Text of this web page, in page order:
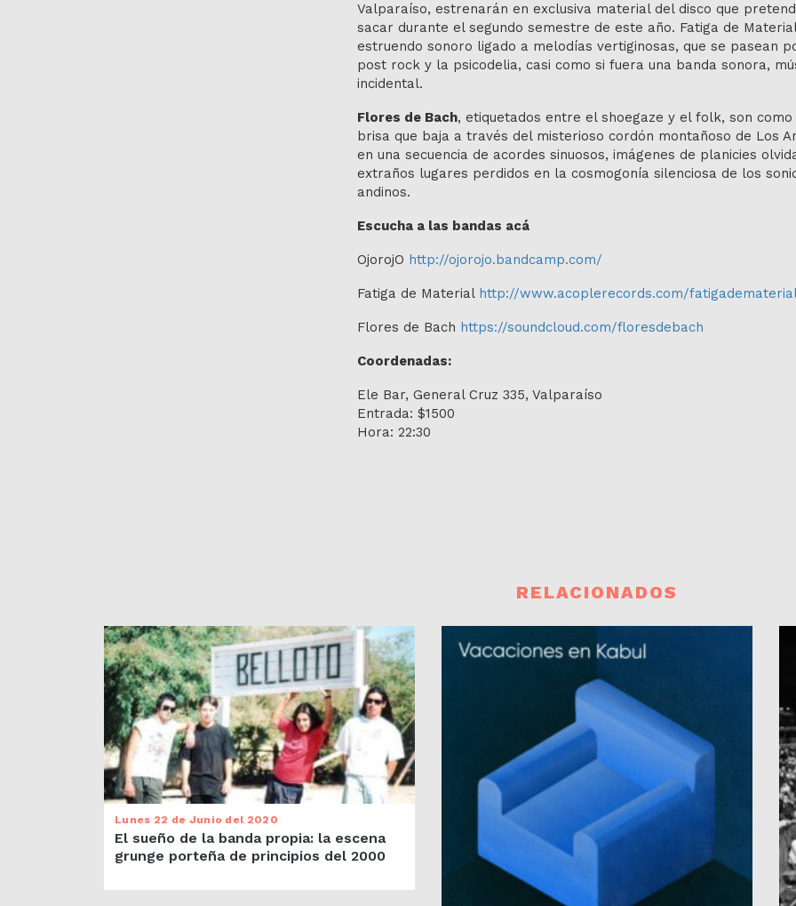
Valparaíso, estrenarán en exclusiva material del disco que
sacar durante el segundo semestre de este año. Fatiga de
estruendo sonoro ligado a melodías vertiginosas, que se pasean
post rock y la psicodelia, casi como si fuera una banda sonora,
incidental.
Flores de Bach, etiquetados entre el shoegaze y el folk, son como
brisa que baja a través del misterioso cordón montañoso de Los
en una secuencia de acordes sinuosos, imágenes de planicies
extraños lugares perdidos en la cosmogonía silenciosa de los
andinos.
Escucha a las bandas acá
OjorojO http://ojorojo.bandcamp.com/
Fatiga de Material http://www.acoplerecords.com/
Flores de Bach https://soundcloud.com/floresdebach
Coordenadas:
Ele Bar, General Cruz 335, Valparaíso
Entrada: $1500
Hora: 22:30
RELACIONADOS
Lunes 22 de Junio del 2020
El sueño de la banda propia: la escena
grunge porteña de principios del 2000